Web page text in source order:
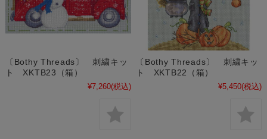
〔Bothy Threads〕 刺繍キッ
ト XKTB23（箱）
¥7,260(税込)
〔Bothy Threads〕 刺繍キッ
ト XKTB22（箱）
¥5,450(税込)